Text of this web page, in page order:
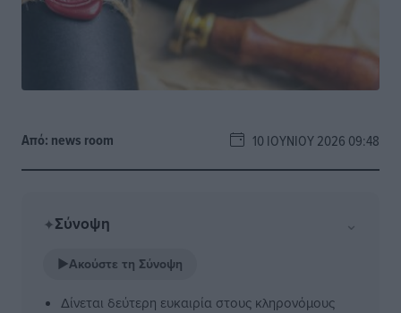
Από: news room 10 ΙΟΥΝΊΟΥ 2026 09:48
✦Σύνοψη ⌄
▶Ακούστε τη Σύνοψη
Δίνεται δεύτερη ευκαιρία στους κληρονόμους